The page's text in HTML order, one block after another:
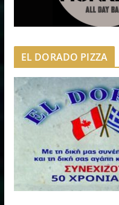
EL DORADO PIZZA